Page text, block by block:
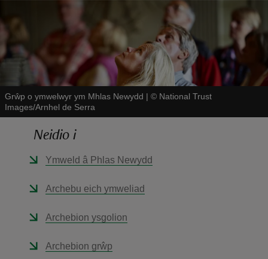
Grŵp o ymwelwyr ym Mhlas Newydd | © National Trust
Images/Arnhel de Serra
Neidio i
Ymweld â Phlas Newydd
Archebu eich ymweliad
Archebion ysgolion
Archebion grŵp